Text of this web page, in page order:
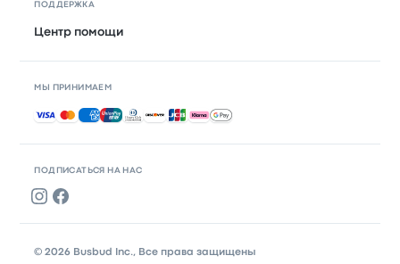
ПОДПИСАТЬСЯ НА НАС
ПОДДЕРЖКА
Центр помощи
МЫ ПРИНИМАЕМ
Принимаемые способы оплаты
© 2026 Busbud Inc., Все права защищены